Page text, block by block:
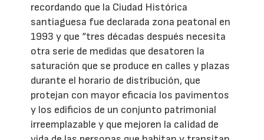
recordando que la Ciudad Histórica
santiaguesa fue declarada zona peatonal en
1993 y que “tres décadas después necesita
otra serie de medidas que desatoren la
saturación que se produce en calles y plazas
durante el horario de distribución, que
protejan con mayor eficacia los pavimentos
y los edificios de un conjunto patrimonial
irreemplazable y que mejoren la calidad de